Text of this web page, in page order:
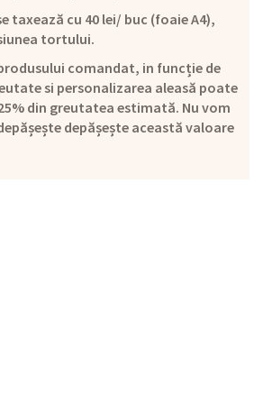
taxează cu 40 lei/ buc (foaie A4),
tortului.
comandat, in funcție de
si personalizarea aleasă poate
din greutatea estimată. Nu vom
depășește această valoare